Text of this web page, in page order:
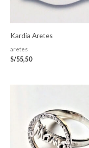
Kardia Aretes
aretes
S/55,50